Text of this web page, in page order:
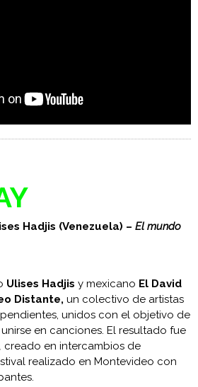
Hadjis (Venezuela) – El mundo
Ulises Hadjis y mexicano El David
Distante, un colectivo de artistas
unidos con el objetivo de
en canciones. El resultado fue
creado en intercambios de
realizado en Montevideo con